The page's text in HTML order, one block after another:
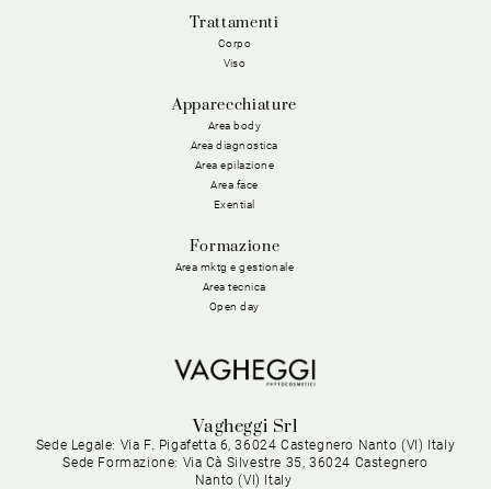
Trattamenti
Corpo
Viso
Apparecchiature
Area body
Area diagnostica
Area epilazione
Area face
Exential
Formazione
Area mktg e gestionale
Area tecnica
Open day
Vagheggi Srl
Sede Legale: Via F. Pigafetta 6, 36024 Castegnero Nanto (VI) Italy
Sede Formazione: Via Cà Silvestre 35, 36024 Castegnero
Nanto (VI) Italy